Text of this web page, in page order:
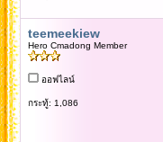
teemeekiew
Hero Cmadong Member
ออฟไลน์
กระทู้: 1,086